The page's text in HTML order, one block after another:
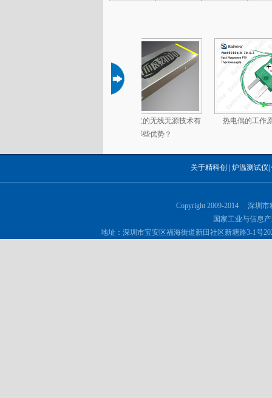
炉温测试仪的无线无源技术有
哪些优势？
热电偶的工作
关于精科创 炉温测试仪
Copyright 2009-2014 深圳
国家工业与信息
地址：深圳市宝安区福海街道新田社区新塘路3-1号